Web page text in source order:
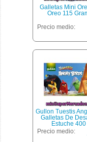
Galletas Mini
Oreo 115
Precio medio:
Gullon Tuestis
Galletas De
Estuche 400
Precio medio: